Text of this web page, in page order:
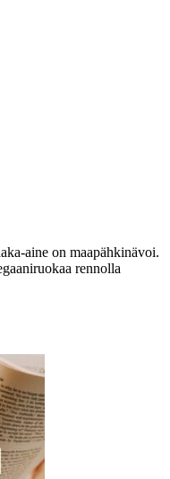
aine on maapähkinävoi.
rennolla